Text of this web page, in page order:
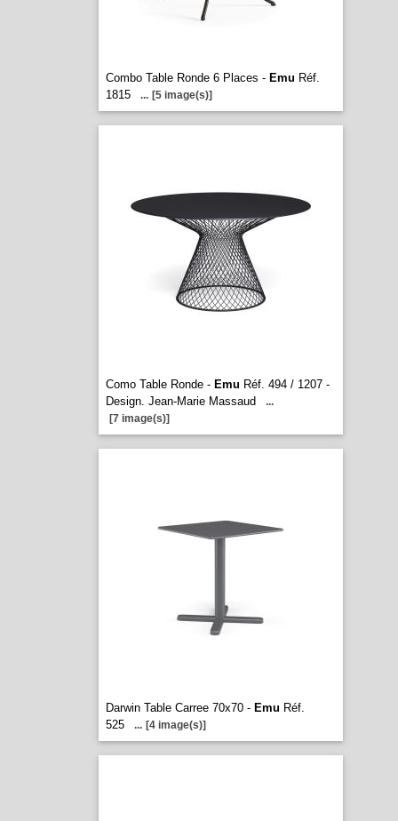
Combo Table Ronde 6 Places - Emu Réf.
1815
... [5 image(s)]
Como Table Ronde - Emu Réf. 494 / 1207 -
Design. Jean-Marie Massaud
...
[7 image(s)]
Darwin Table Carree 70x70 - Emu Réf.
525
... [4 image(s)]